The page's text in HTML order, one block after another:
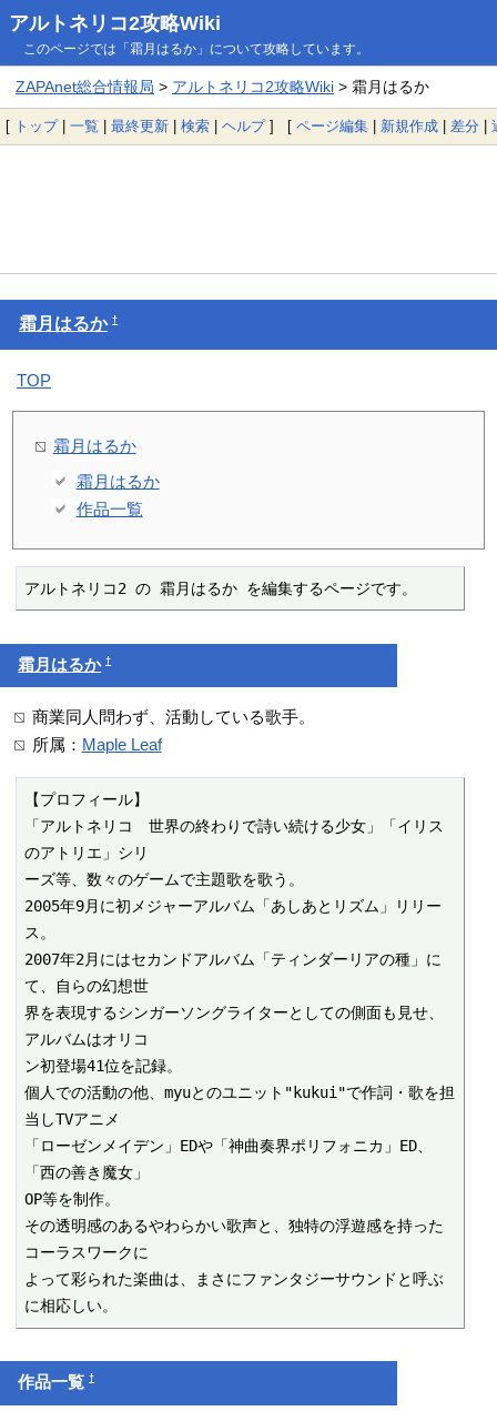
アルトネリコ2攻略Wiki
このページでは「霜月はるか」について攻略しています。
ZAPAnet総合情報局 > アルトネリコ2攻略Wiki> 霜月はるか
[ トップ| 一覧 | 最終更新 | 検索 | ヘルプ] [ ページ編集 | 新規作成 | 差分 |
霜月はるか †
TOP
霜月はるか
霜月はるか
作品一覧
アルトネリコ2 の 霜月はるか を編集するページです。
霜月はるか †
商業同人問わず、活動している歌手。
所属： Maple Leaf
【プロフィール】
「アルトネリコ　世界の終わりで詩い続ける少女」「イリス
のアトリエ」シリ
ーズ等、数々のゲームで主題歌を歌う。
2005年9月に初メジャーアルバム「あしあとリズム」リリー
ス。
2007年2月にはセカンドアルバム「ティンダーリアの種」に
て、自らの幻想世
界を表現するシンガーソングライターとしての側面も見せ、
アルバムはオリコ
ン初登場41位を記録。
個人での活動の他、myuとのユニット"kukui"で作詞・歌を担
当しTVアニメ
「ローゼンメイデン」EDや「神曲奏界ポリフォニカ」ED、
「西の善き魔女」
OP等を制作。
その透明感のあるやわらかい歌声と、独特の浮遊感を持った
コーラスワークに
よって彩られた楽曲は、まさにファンタジーサウンドと呼ぶ
に相応しい。
作品一覧†